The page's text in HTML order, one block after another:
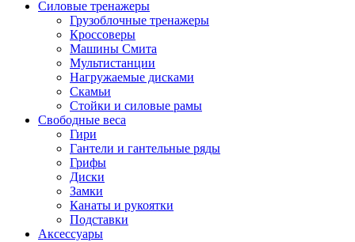
Силовые тренажеры
Грузоблочные тренажеры
Кроссоверы
Машины Смита
Мультистанции
Нагружаемые дисками
Скамьи
Стойки и силовые рамы
Свободные веса
Гири
Гантели и гантельные ряды
Грифы
Диски
Замки
Канаты и рукоятки
Подставки
Аксессуары